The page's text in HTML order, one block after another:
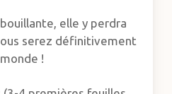
elle y perdra
serez définitivement
!